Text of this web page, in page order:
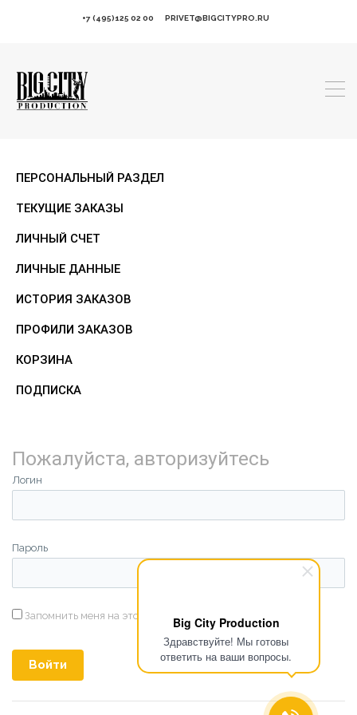
Big City Production
Здравствуйте! Мы готовы
ответить на ваши вопросы.
+7 (495)125 02 00 PRIVET@BIGCITYPRO.RU
ПЕРСОНАЛЬНЫЙ РАЗДЕЛ
ТЕКУЩИЕ ЗАКАЗЫ
ЛИЧНЫЙ СЧЕТ
ЛИЧНЫЕ ДАННЫЕ
ИСТОРИЯ ЗАКАЗОВ
ПРОФИЛИ ЗАКАЗОВ
КОРЗИНА
ПОДПИСКА
Пожалуйста, авторизуйтесь
Логин
Пароль
Запомнить меня на этом компьютере